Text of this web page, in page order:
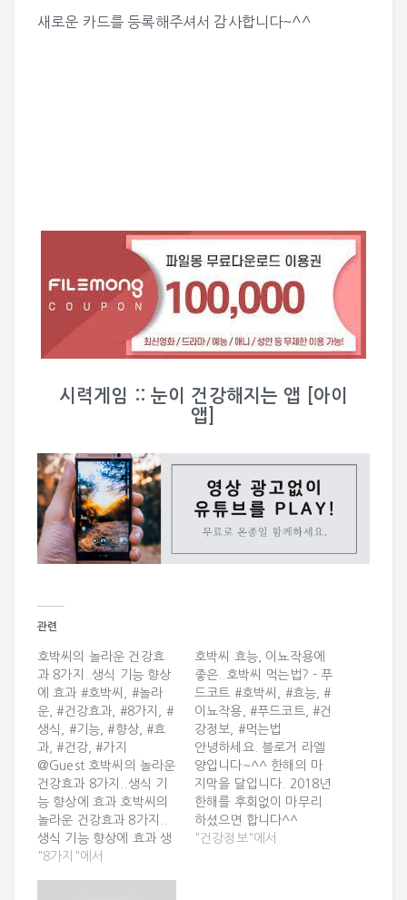
새로운 카드를 등록해주셔서 감사합니다~^^
시력게임 :: 눈이 건강해지는 앱 [아이
앱]
관련
호박씨의 놀라운 건강효
과 8가지..생식 기능 향상
에 효과 #호박씨, #놀라
운, #건강효과, #8가지, #
생식, #기능, #향상, #효
과, #건강, #가지
@Guest 호박씨의 놀라운
건강효과 8가지..생식 기
능 향상에 효과 호박씨의
놀라운 건강효과 8가지..
생식 기능 향상에 효과 생
활문화와 건강등 정보채
"8가지"에서
호박씨 효능, 이뇨작용에
좋은..호박씨 먹는법? - 푸
드코트 #호박씨, #효능, #
이뇨작용, #푸드코트, #건
강정보, #먹는법
안녕하세요. 블로거 라엘
양입니다~^^ 한해의 마
지막을 달입니다. 2018년
한해를 후회없이 마무리
하셨으면 합니다^^
Guest 회원님께서 2018
"건강정보"에서